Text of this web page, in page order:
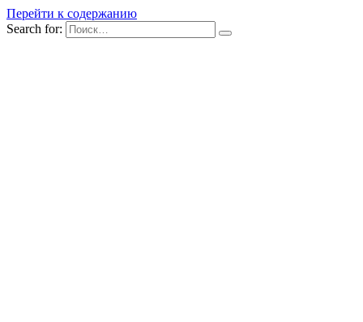
Перейти к содержанию
Search for: